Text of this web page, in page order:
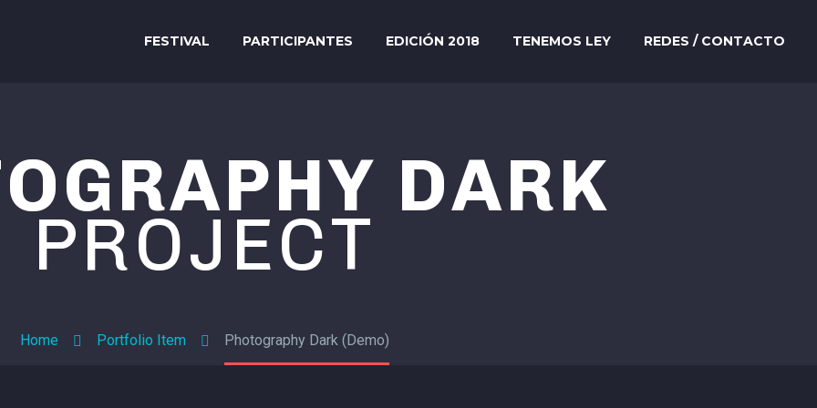
FESTIVAL PARTICIPANTES EDICIÓN 2018 TENEMOS LEY REDES / CONTACTO
DARK
PROJECT
Home Portfolio Item Photography Dark (Demo)